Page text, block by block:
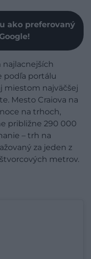
ako preferovaný
podľa portálu
miestom najväčšej
Mesto Craiova na
na trhoch,
približne 290 000
– trh na
za jeden z
metrov.